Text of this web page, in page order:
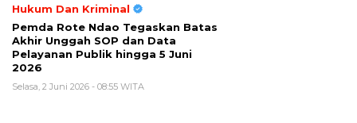
Hukum Dan Kriminal
Pemda Rote Ndao Tegaskan Batas
Akhir Unggah SOP dan Data
Pelayanan Publik hingga 5 Juni
2026
Selasa, 2 Juni 2026 - 08:55 WITA